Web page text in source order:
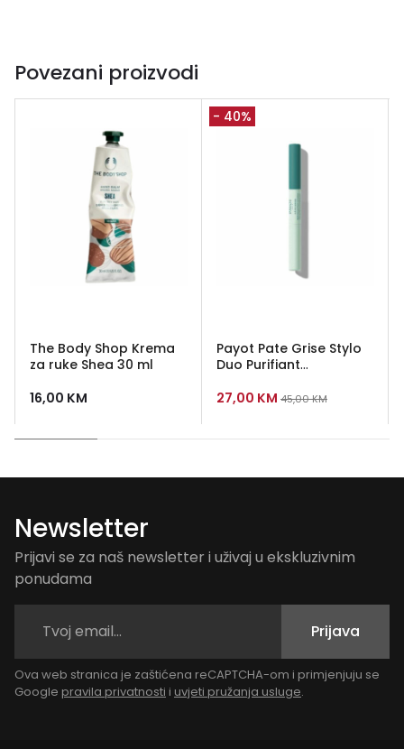
Povezani proizvodi
The Body Shop Krema
za ruke Shea 30 ml
16,00 KM
- 40%
Payot Pate Grise Stylo
Duo Purifiant
korektor za
27,00 KM 45,00KM
Newsletter
Prijavi se za naš newsletter i uživaj u ekskluzivnim
ponudama
Prijava
Ova web stranica je zaštićena reCAPTCHA-om i primjenjuju se
Google pravila privatnosti i uvjeti pružanja usluge.